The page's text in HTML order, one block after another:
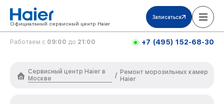
Официальный сервисный центр Haier
Записаться
Работаем с 09:00 до 21:00 +7 (495) 152-68-30
Сервисный центр Haier в
Москве
/ Ремонт морозильных камер
Haier